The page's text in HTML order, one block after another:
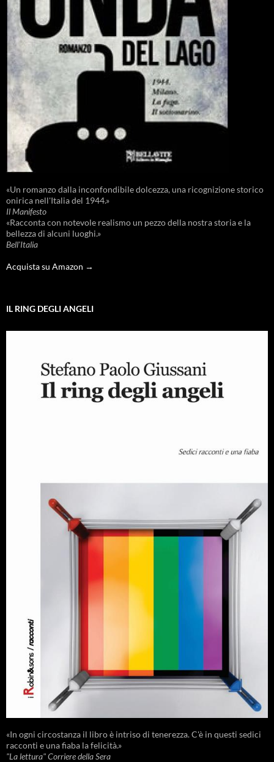
«Un romanzo dalla inconfondibile dolcezza, una ricognizione storico
onirica nell'Italia del 1944.»
Il Manifesto
«Racconta con notevole realismo un pezzo della nostra storia e la
bellezza di alcuni luoghi.»
Bell'Italia
Acquista su Amazon →
IL RING DEGLI ANGELI
«In ogni circostanza il libro è intriso di tenerezza. C'è in questi sedici
racconti e una fiaba la felicità.»
"La lettura" Corriere della Sera